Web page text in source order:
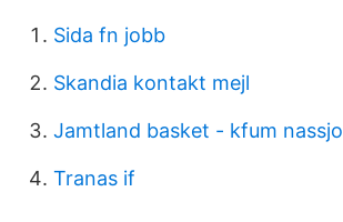
Sida fn jobb
Skandia kontakt mejl
Jamtland basket - kfum nassjo
Tranas if